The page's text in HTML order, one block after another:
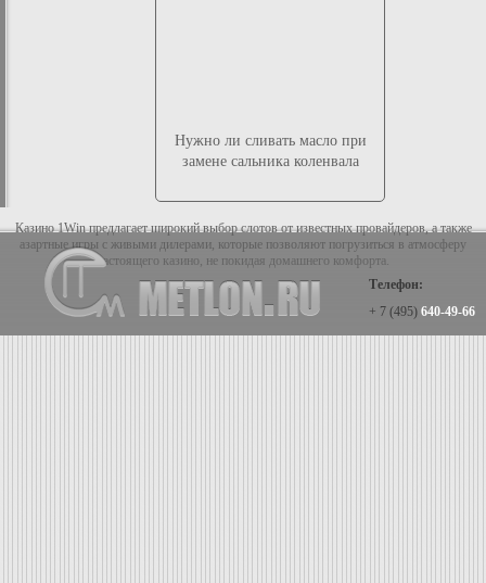
Нужно ли сливать масло при
замене сальника коленвала
Казино 1Win предлагает широкий выбор слотов от известных провайдеров, а также
азартные игры с живыми дилерами, которые позволяют погрузиться в атмосферу
настоящего казино, не покидая домашнего комфорта.
Телефон:
+ 7 (495) 640-49-66